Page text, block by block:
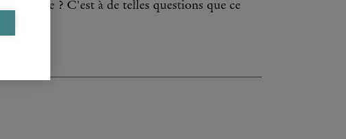
? C'est à de telles questions que ce